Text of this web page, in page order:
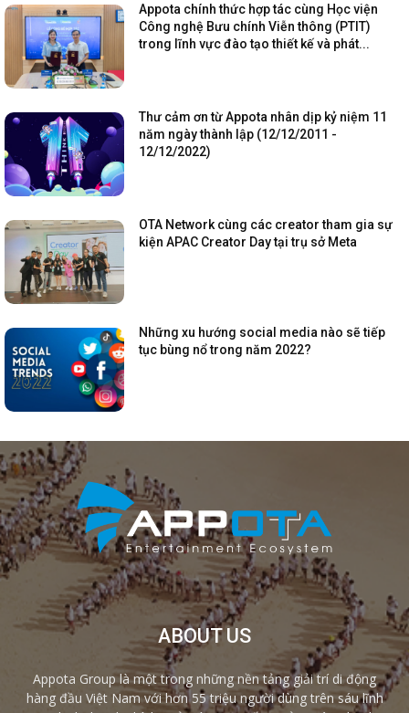
Appota chính thức hợp tác cùng Học viện
Công nghệ Bưu chính Viễn thông (PTIT)
trong lĩnh vực đào tạo thiết kế và phát...
Thư cảm ơn từ Appota nhân dịp kỷ niệm 11
năm ngày thành lập (12/12/2011 -
12/12/2022)
OTA Network cùng các creator tham gia sự
kiện APAC Creator Day tại trụ sở Meta
Những xu hướng social media nào sẽ tiếp
tục bùng nổ trong năm 2022?
ABOUT US
Appota Group là một trong những nền tảng giải trí di động
hàng đầu Việt Nam với hơn 55 triệu người dùng trên sáu lĩnh